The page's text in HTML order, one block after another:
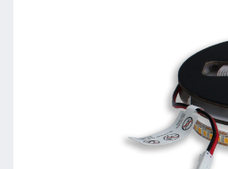
BL Shine XConfig -